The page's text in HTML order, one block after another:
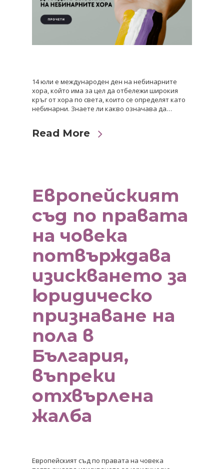
14 юли е международен ден на небинарните
хора, който има за цел да отбележи широкия
кръг от хора по света, които се определят като
небинарни. Знаете ли какво означава да…
Read More
Европейският
съд по правата
на човека
потвърждава
изискването за
юридическо
признаване на
пола в
България,
въпреки
отхвърлена
жалба
Европейският съд по правата на човека